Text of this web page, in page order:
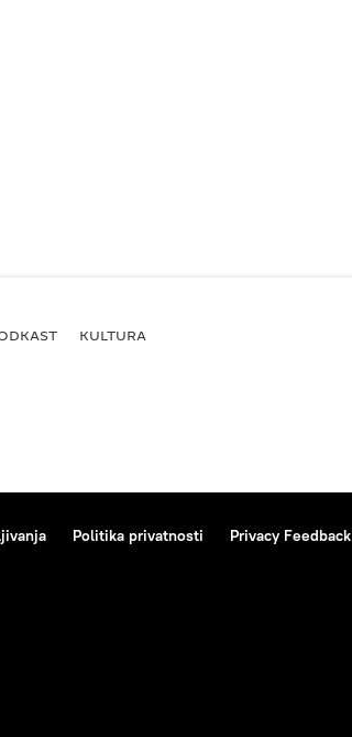
KULTURA
Politika privatnosti Privacy Feedback